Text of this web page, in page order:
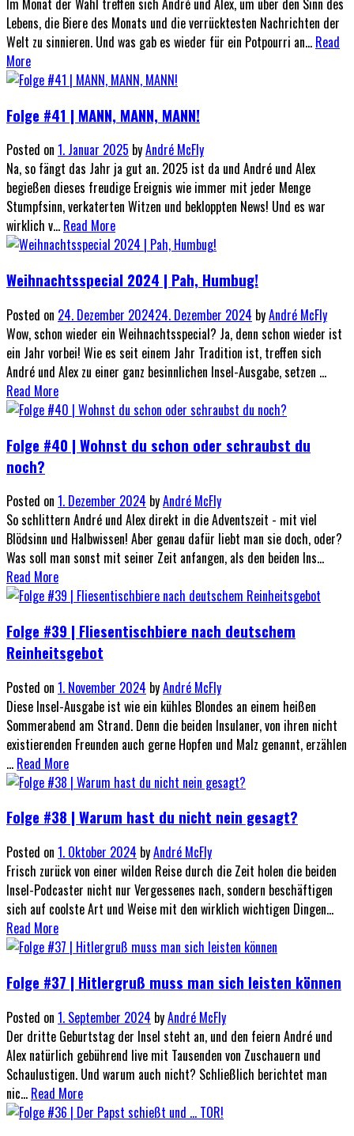
Im Monat der Wahl treffen sich André und Alex, um über den Sinn des
Lebens, die Biere des Monats und die verrücktesten Nachrichten der
Welt zu sinnieren. Und was gab es wieder für ein Potpourri an... Read
More
Folge #41 | MANN, MANN, MANN!
Posted on 1. Januar 2025 byAndré McFly
Na, so fängt das Jahr ja gut an. 2025 ist da und André und Alex
begießen dieses freudige Ereignis wie immer mit jeder Menge
Stumpfsinn, verkaterten Witzen und bekloppten News! Und es war
wirklich v... Read More
Weihnachtsspecial 2024 | Pah, Humbug!
Posted on 24. Dezember 202424. Dezember 2024 byAndré McFly
Wow, schon wieder ein Weihnachtsspecial? Ja, denn schon wieder ist
ein Jahr vorbei! Wie es seit einem Jahr Tradition ist, treffen sich
André und Alex zu einer ganz besinnlichen Insel-Ausgabe, setzen ...
Read More
Folge #40 | Wohnst du schon oder schraubst du
noch?
Posted on 1. Dezember 2024 byAndré McFly
So schlittern André und Alex direkt in die Adventszeit - mit viel
Blödsinn und Halbwissen! Aber genau dafür liebt man sie doch, oder?
Was soll man sonst mit seiner Zeit anfangen, als den beiden Ins...
Read More
Folge #39 | Fliesentischbiere nach deutschem
Reinheitsgebot
Posted on 1. November 2024 byAndré McFly
Diese Insel-Ausgabe ist wie ein kühles Blondes an einem heißen
Sommerabend am Strand. Denn die beiden Insulaner, von ihren nicht
existierenden Freunden auch gerne Hopfen und Malz genannt, erzählen
... Read More
Folge #38 | Warum hast du nicht nein gesagt?
Posted on 1. Oktober 2024 byAndré McFly
Frisch zurück von einer wilden Reise durch die Zeit holen die beiden
Insel-Podcaster nicht nur Vergessenes nach, sondern beschäftigen
sich auf coolste Art und Weise mit den wirklich wichtigen Dingen...
Read More
Folge #37 | Hitlergruß muss man sich leisten können
Posted on 1. September 2024 byAndré McFly
Der dritte Geburtstag der Insel steht an, und den feiern André und
Alex natürlich gebührend live mit Tausenden von Zuschauern und
Schaulustigen. Und warum auch nicht? Schließlich berichtet man
nic... Read More